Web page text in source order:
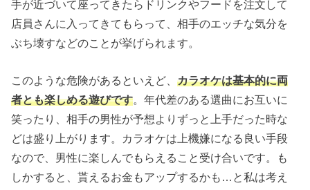
手が近づいて座ってきたらドリンクやフードを注文して
店員さんに入ってきてもらって、相手のエッチな気分を
ぶち壊すなどのことが挙げられます。
このような危険があるといえど、カラオケは基本的に両
者とも楽しめる遊びです。年代差のある選曲にお互いに
笑ったり、相手の男性が予想よりずっと上手だった時な
どは盛り上がります。カラオケは上機嫌になる良い手段
なので、男性に楽しんでもらえること受け合いです。も
しかすると、貰えるお金もアップするかも…と私は考え